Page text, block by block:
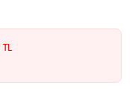
TL